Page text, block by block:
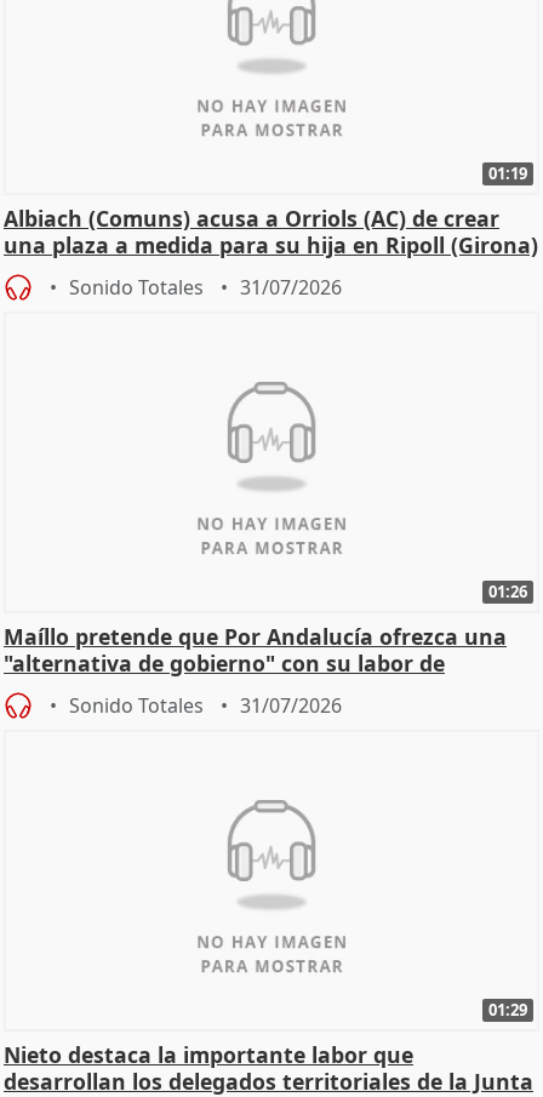
01:19
Albiach (Comuns) acusa a Orriols (AC) de crear
una plaza a medida para su hija en Ripoll (Girona)
Sonido Totales 31/07/2026
01:26
Maíllo pretende que Por Andalucía ofrezca una
"alternativa de gobierno" con su labor de
oposición
Sonido Totales 31/07/2026
01:29
Nieto destaca la importante labor que
desarrollan los delegados territoriales de la Junta